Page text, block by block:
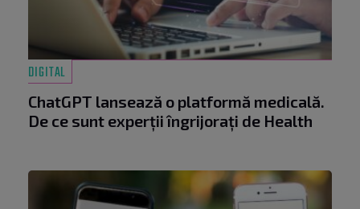
DIGITAL
ChatGPT lansează o platformă medicală.
De ce sunt experții îngrijorați de Health